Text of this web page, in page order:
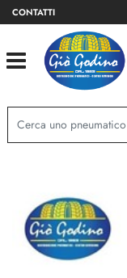
CONTATTI
Open